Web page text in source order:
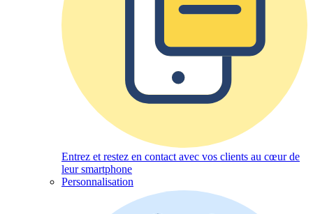
Entrez et restez en contact avec vos clients au cœur de
leur smartphone
Personnalisation